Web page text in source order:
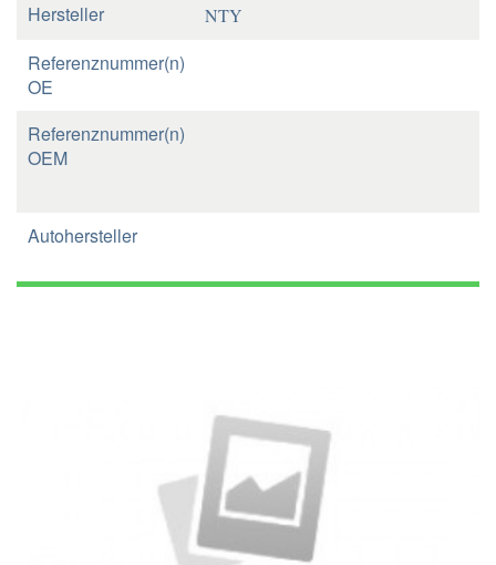
Hersteller NTY
Referenznummer(n)
OE
Referenznummer(n)
OEM
Autohersteller